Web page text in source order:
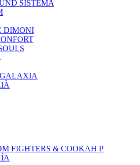
SISTEMA
DIMONI
FIGHTERS & COOKAH P